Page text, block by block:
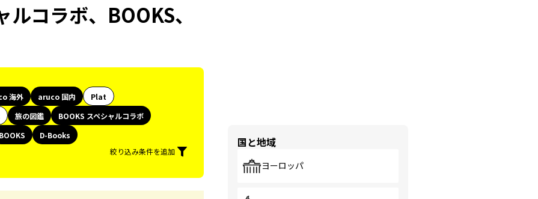
コラボ、BOOKS、
海外 aruco 国内
Plat
旅の図鑑
BOOKS スペシャルコラボ
BOOKS
D-Books
絞り込み条件を追加
国と地域
ヨーロッパ